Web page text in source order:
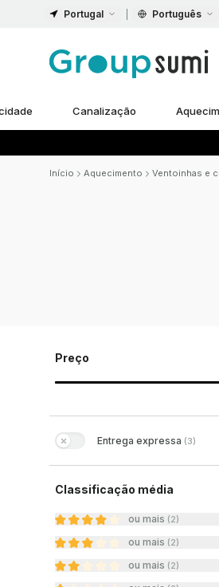
Portugal Português
Canalização
Início Aquecimento Ventoinhas e
Preço
Entrega expressa (3)
Classificação média
ou mais (2)
ou mais (2)
ou mais (2)